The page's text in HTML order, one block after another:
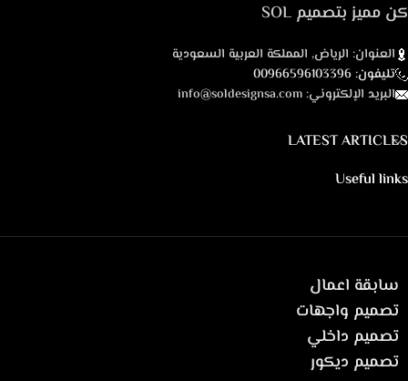
كن مميز بتصميم SOL
العنوان: الرياض, المملكة العربية السعودية
تليفون: 00966596103396
البريد الإلكتروني: info@soldesignsa.com
LATEST ARTICLES
Useful links
سابقة اعمال
تصميم واجهات
تصميم داخلي
تصميم ديكور